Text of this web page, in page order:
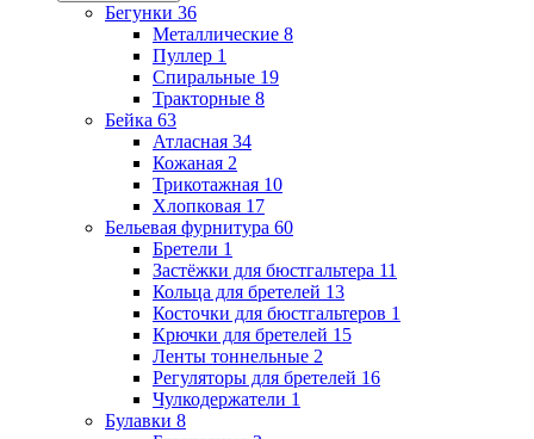
Бегунки 36
Металлические 8
Пуллер 1
Спиральные 19
Тракторные 8
Бейка 63
Атласная 34
Кожаная 2
Трикотажная 10
Хлопковая 17
Бельевая фурнитура 60
Бретели 1
Застёжки для бюстгальтера 11
Кольца для бретелей 13
Косточки для бюстгальтеров 1
Крючки для бретелей 15
Ленты тоннельные 2
Регуляторы для бретелей 16
Чулкодержатели 1
Булавки 8